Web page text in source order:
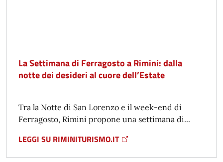
La Settimana di Ferragosto a Rimini: dalla
notte dei desideri al cuore dell’Estate
Tra la Notte di San Lorenzo e il week-end di
Ferragosto, Rimini propone una settimana di...
LEGGI SU RIMINITURISMO.IT